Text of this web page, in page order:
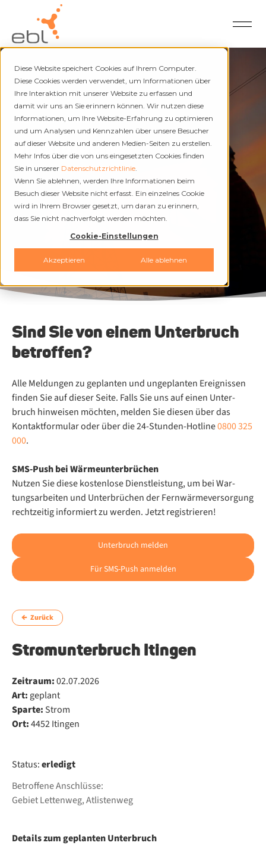
Diese Website speichert Cookies auf Ihrem Computer.
Diese Cookies werden verwendet, um Informationen über
Ihre Interaktion mit unserer Website zu erfassen und
damit wir uns an Sie erinnern können. Wir nutzen diese
Informationen, um Ihre Website-Erfahrung zu optimieren
und um Analysen und Kennzahlen über unsere Besucher
auf dieser Website und anderen Medien-Seiten zu erstellen.
Mehr Infos über die von uns eingesetzten Cookies finden
Sie in unserer Datenschutzrichtlinie.
Wenn Sie ablehnen, werden Ihre Informationen beim
Besuch dieser Website nicht erfasst. Ein einzelnes Cookie
wird in Ihrem Browser gesetzt, um daran zu erinnern,
dass Sie nicht nachverfolgt werden möchten.
Cookie-Einstellungen
Akzeptieren Alle ablehnen
Strom und Fernwärme
Unterbrüche
Sind Sie von einem Unterbruch
betroffen?
Alle Mel­dun­gen zu ge­plan­ten und un­ge­plan­ten Er­eig­nis­sen
fin­den Sie auf die­ser Sei­te. Falls Sie uns auf ei­nen Un­ter­
bruch hin­wei­sen möch­ten, mel­den Sie die­sen über das
Kontaktformular oder über die 24-Stun­den-Hot­line0800 325
000.
SMS-Push bei Wär­me­un­ter­brü­chen
Nut­zen Sie die­se kos­ten­lo­se Dienst­leis­tung, um bei War­
tungs­ar­bei­ten und Un­ter­brü­chen der Fern­wär­me­ver­sor­gung
recht­zei­tig in­for­miert zu wer­den. Jetzt registrieren!
Unterbruch melden
Für SMS-Push anmelden
Zurück
Stromunterbruch Itingen
Zeitraum:02.07.2026
Art: geplant
Sparte: Strom
Ort:4452 Itingen
Status:erledigt
Betroffene Anschlüsse:
Gebiet Lettenweg, Atlistenweg
Details zum geplanten Unterbruch